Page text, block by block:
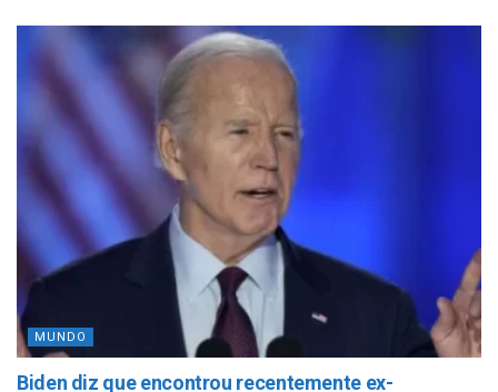
MUNDO
Biden diz que encontrou recentemente ex-